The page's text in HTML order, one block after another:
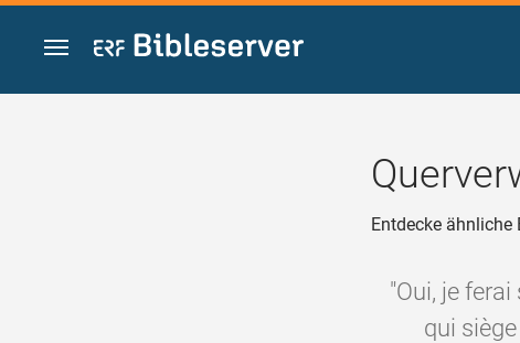
Zum Inhalt springen
Entdecke ähnliche
"Oui, je
qui